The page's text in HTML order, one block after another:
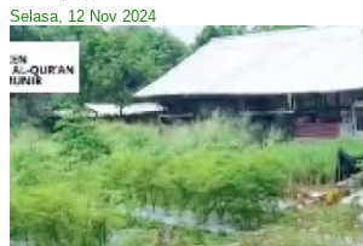
Selasa, 12 Nov 2024